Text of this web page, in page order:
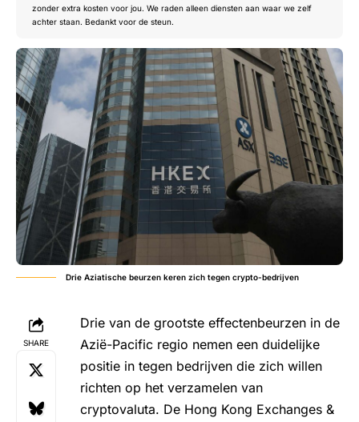
zonder extra kosten voor jou. We raden alleen diensten aan waar we zelf
achter staan. Bedankt voor de steun.
Drie Aziatische beurzen keren zich tegen crypto-bedrijven
SHARE
Drie van de grootste effectenbeurzen in de
Azië-Pacific regio nemen een duidelijke
positie in tegen bedrijven die zich willen
richten op het verzamelen van
cryptovaluta. De Hong Kong Exchanges &